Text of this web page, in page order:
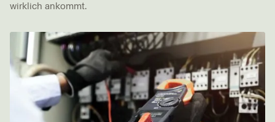
wirklich ankommt.